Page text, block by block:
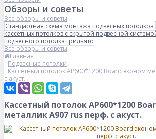
Обзоры и советы
Все обзоры и советы
Стандартная схема монтажа подвесных потолков
кассетных потолков с скрытой подвесной
подвесного потолка грильято
Все обзоры и советы
Главная
Подвесные потолки
Кассетный потолок AP600*1200 Board эконом
с акуст.
Кассетный потолок AP600*1200
металлик А907 rus перф. с акуст.